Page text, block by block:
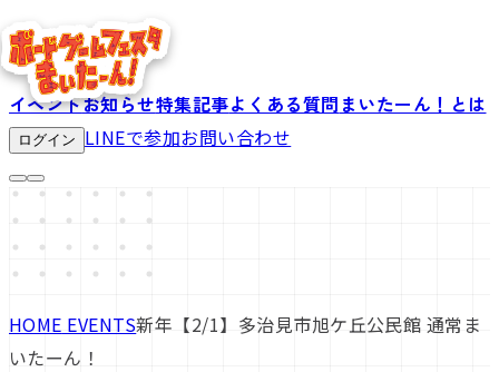
イベントお知らせ特集記事よくある質問 まいたーん！とは
ログイン LINEで参加お問い合わせ
HOME EVENTS新年【2/1】多治見市旭ケ丘公民館 通常ま
いたーん！